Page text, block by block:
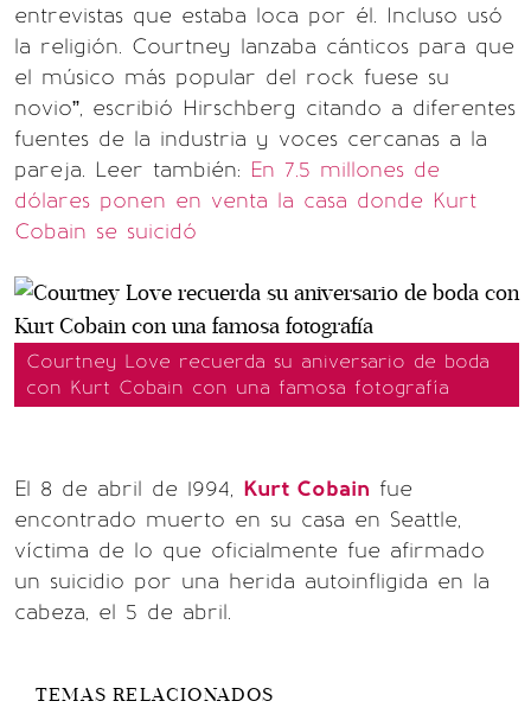
entrevistas que estaba loca por él. Incluso usó
la religión. Courtney lanzaba cánticos para que
el músico más popular del rock fuese su
novio”, escribió Hirschberg citando a diferentes
fuentes de la industria y voces cercanas a la
pareja. Leer también: En 7.5 millones de
dólares ponen en venta la casa donde Kurt
Cobain se suicidó
Courtney Love recuerda su aniversario de boda
con Kurt Cobain con una famosa fotografía
El 8 de abril de 1994, Kurt Cobain fue
encontrado muerto en su casa en Seattle,
víctima de lo que oficialmente fue afirmado
un suicidio por una herida autoinfligida en la
cabeza, el 5 de abril.
TEMAS RELACIONADOS